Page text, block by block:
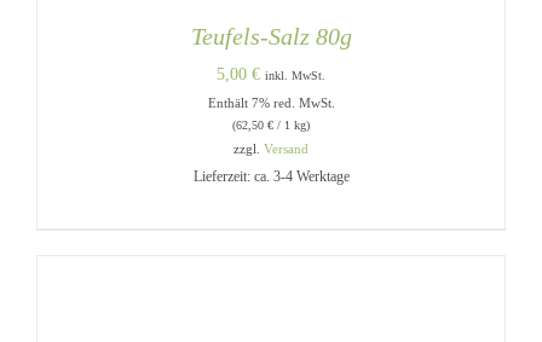
Teufels-Salz 80g
5,00 € inkl. MwSt.
Enthält 7% red. MwSt.
(62,50 € / 1 kg)
zzgl. Versand
Lieferzeit: ca. 3-4 Werktage